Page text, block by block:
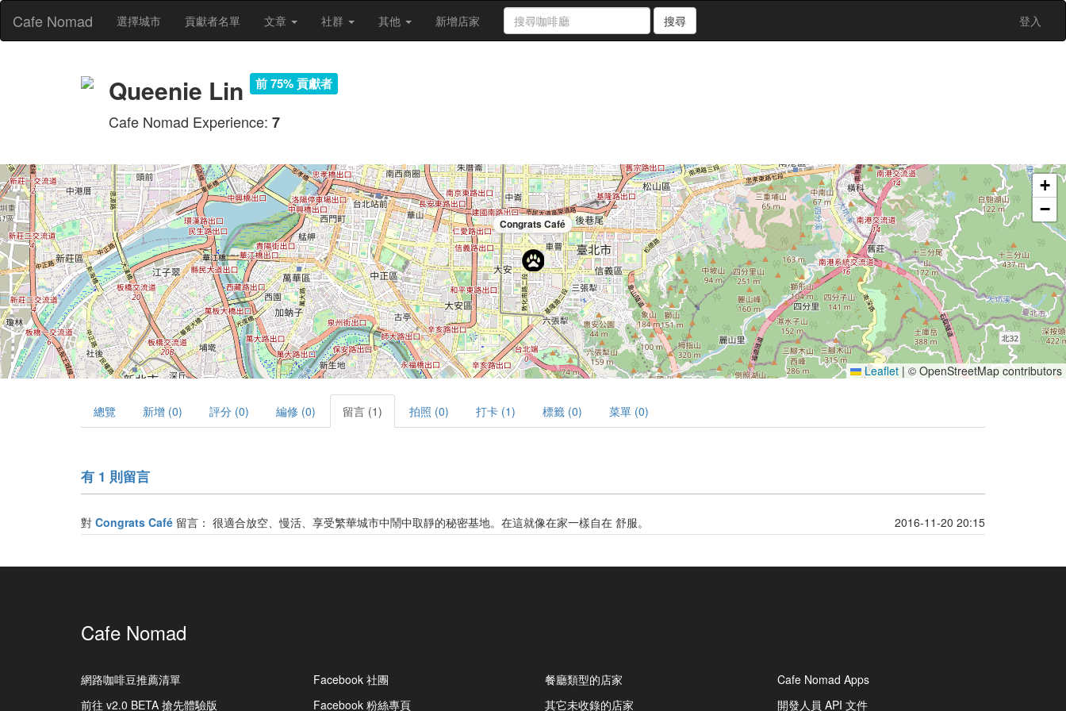
Cafe Nomad 選擇城市 貢獻者名單 文章 社群 其他 新增店家 搜尋 登入
Queenie Lin 前 75% 貢獻者
Cafe Nomad Experience: 7
Congrats Café
+
−
Leaflet |© OpenStreetMap contributors
總覽 新增 (0) 評分 (0) 編修 (0) 留言 (1) 拍照 (0) 打卡 (1) 標籤 (0) 菜單 (0)
有 1 則留言
對 Congrats Café 留言： 2016-11-20 20:15
很適合放空、慢活、享受繁華城市中鬧中取靜的秘密基地。在這就像在家一樣自在 舒服。
Cafe Nomad
網路咖啡豆推薦清單
前往 v2.0 BETA 搶先體驗版
Facebook 社團
Facebook 粉絲專頁
餐廳類型的店家
其它未收錄的店家
Cafe Nomad Apps
開發人員 API 文件